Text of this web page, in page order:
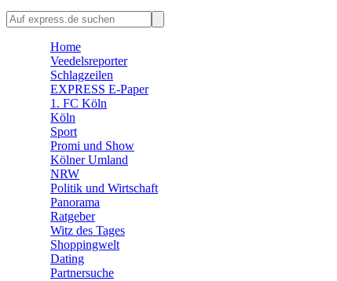
🏆 Sport
🛒 Shoppingwelt
Home
Veedelsreporter
Schlagzeilen
EXPRESS E-Paper
1. FC Köln
Köln
Sport
Promi und Show
Kölner Umland
NRW
Politik und Wirtschaft
Panorama
Ratgeber
Witz des Tages
Shoppingwelt
Dating
Partnersuche